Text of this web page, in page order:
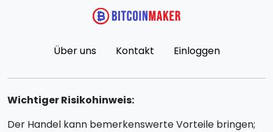
Über uns Kontakt Einloggen
Wichtiger Risikohinweis:
Der Handel kann bemerkenswerte Vorteile bringen;